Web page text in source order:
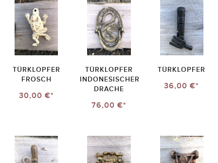
TÜRKLOPFER
FROSCH
30,00 €*
TÜRKLOPFER
INDONESISCHER
DRACHE
76,00 €*
TÜRKLOPFER
36,00 €*